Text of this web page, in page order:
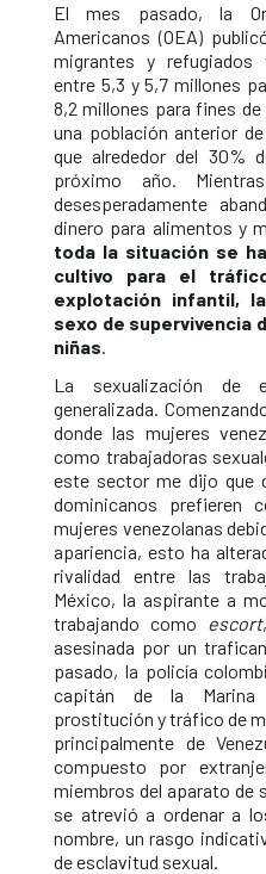
El mes pasado, la
Americanos (OEA)
migrantes y refugiados
entre 5,3 y 5,7 millones
8,2 millones para fines
una población anterior
que alrededor del 30%
próximo año.
desesperadamente
dinero para alimentos y
toda la situación se
cultivo para el
explotación infantil,
sexo de supervivencia
niñas.
La sexualización de
generalizada.
donde las mujeres
como trabajadoras
este sector me dijo que
dominicanos prefieren
mujeres venezolanas
apariencia, esto ha
rivalidad entre las
México, la aspirante a
trabajando como escort
asesinada por un
pasado, la policía
capitán de la Marina
prostitución y tráfico de
principalmente de
compuesto por
miembros del aparato de
se atrevió a ordenar a
nombre, un rasgo
de esclavitud sexual.